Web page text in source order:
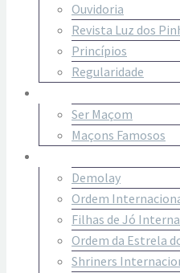
Ouvidoria
Revista Luz dos
Princípios
Regularidade
Ser Maçom
Maçons Famosos
Demolay
Ordem
Filhas de Jó
Ordem da Estrela
Shriners